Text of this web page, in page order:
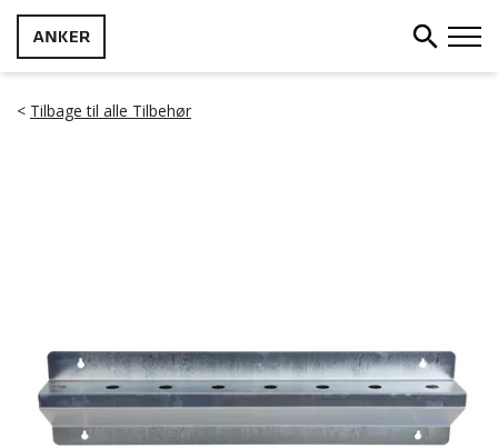
< Tilbage til alle Tilbehør